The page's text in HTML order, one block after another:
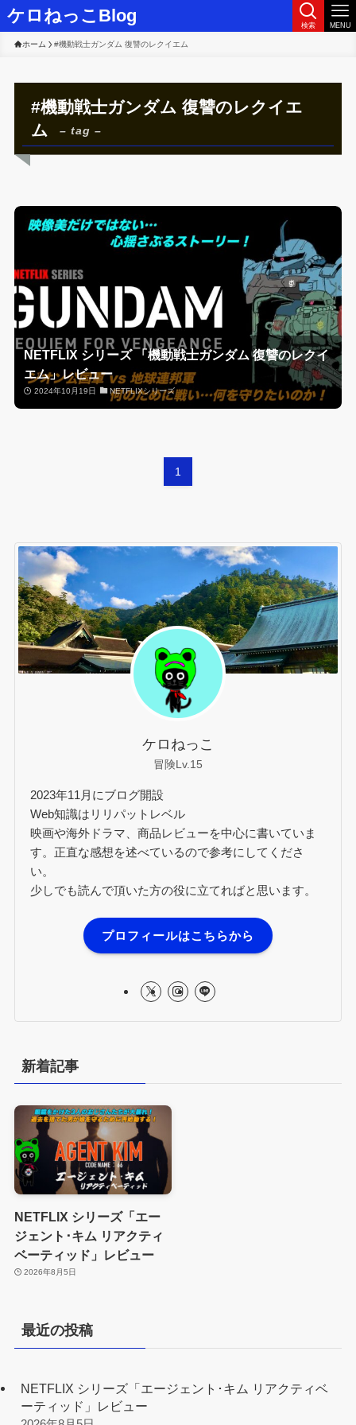
ケロねっこBlog 検索 MENU
ホーム #機動戦士ガンダム 復讐のレクイエム
#機動戦士ガンダム 復讐のレクイエ
ム
– tag –
NETFLIX シリーズ 「機動戦士ガンダム 復讐のレクイ
エム」レビュー
2024年10月19日 NETFLIXシリーズ
1
ケロねっこ
冒険Lv.15
2023年11月にブログ開設
Web知識はリリパットレベル
映画や海外ドラマ、商品レビューを中心に書いていま
す。正直な感想を述べているので参考にしてくださ
い。
少しでも読んで頂いた方の役に立てればと思います。
プロフィールはこちらから
新着記事
NETFLIX シリーズ「エー
ジェント･キム リアクティ
ベーティッド」レビュー
2026年8月5日
最近の投稿
NETFLIX シリーズ「エージェント･キム リアクティベ
ーティッド」レビュー